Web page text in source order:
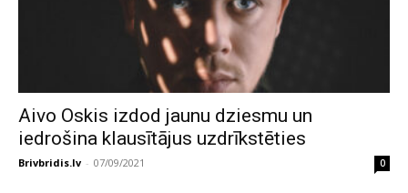
Aivo Oskis izdod jaunu dziesmu un
iedrošina klausītājus uzdrīkstēties
Brivbridis.lv - 07/09/2021 0